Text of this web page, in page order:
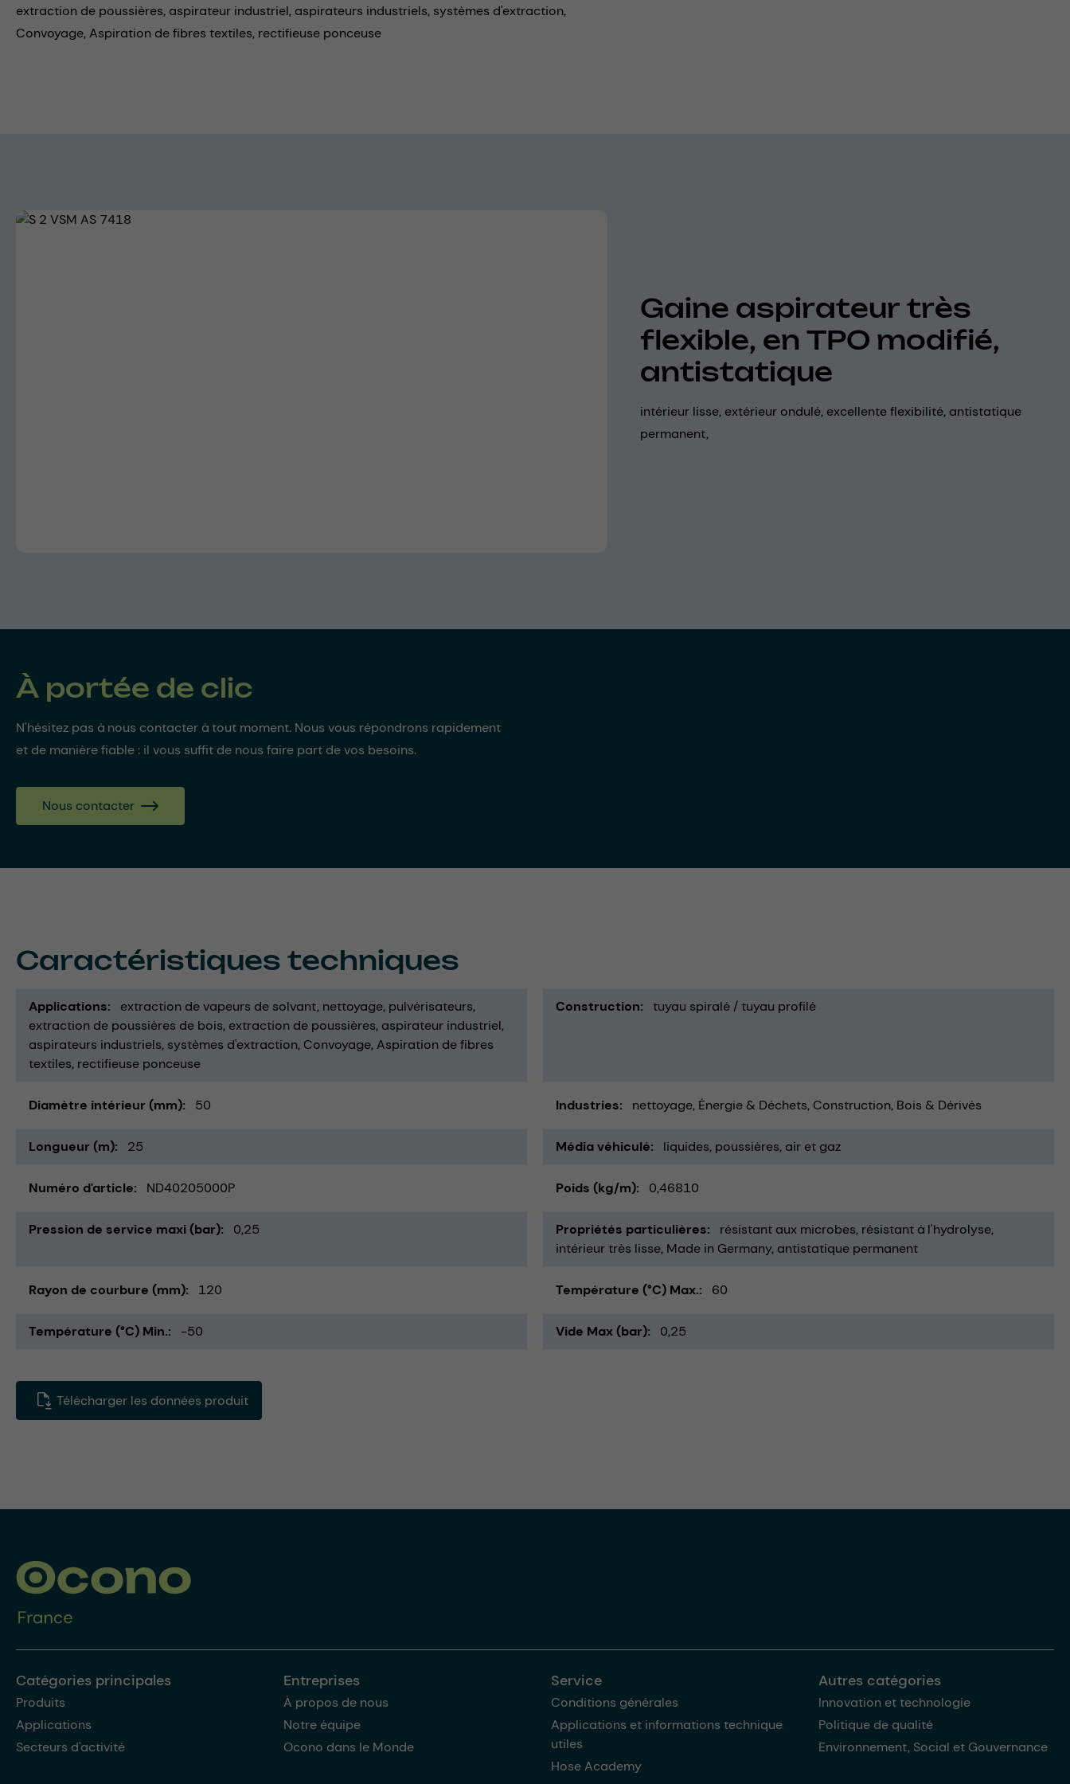
extraction de poussières, aspirateur industriel, aspirateurs industriels, systèmes d'extraction,
Convoyage,Aspiration de fibres textiles, rectifieuse ponceuse
Skip image gallery
Gaine aspirateur très
flexible, en TPO modifié,
antistatique
intérieur lisse, extérieur ondulé, excellente flexibilité, antistatique
permanent,
À portée de clic
N'hésitez pas à nous contacter à tout moment. Nous vous répondrons rapidement
et de manière fiable : il vous suffit de nous faire part de vos besoins.
Nous contacter
Caractéristiques techniques
Applications extraction de vapeurs de solvant nettoyage pulvérisateurs
extraction de poussières de bois extraction de poussières aspirateur industriel
aspirateurs industriels systèmes d'extraction Convoyage Aspiration de fibres
textiles rectifieuse ponceuse
Construction tuyau spiralé / tuyau profilé
Diamètre intérieur (mm) 50 Industries nettoyage Énergie & Déchets Construction Bois & Dérivés
Longueur (m) 25 Média véhiculé liquides poussières air et gaz
Numéro d'article ND40205000P Poids (kg/m) 0,46810
Pression de service maxi (bar) 0,25 Propriétés particulières résistant aux microbes résistant à l'hydrolyse
intérieur très lisse Made in Germany antistatique permanent
Rayon de courbure (mm) 120 Température (°C) Max. 60
Température (°C) Min. -50 Vide Max (bar) 0,25
Télécharger les données produit
Catégories principales
Produits
Applications
Secteurs d'activité
Entreprises
À propos de nous
Notre équipe
Ocono dans le Monde
Service
Conditions générales
Applications et informations technique
utiles
Hose Academy
Autres catégories
Innovation et technologie
Politique de qualité
Environnement, Social et Gouvernance